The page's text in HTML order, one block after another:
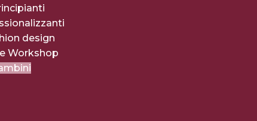
design
Workshop